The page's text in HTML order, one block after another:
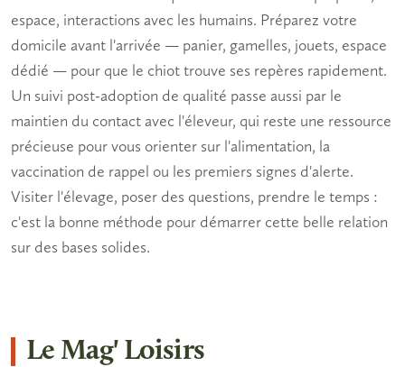
espace, interactions avec les humains. Préparez votre
domicile avant l'arrivée — panier, gamelles, jouets, espace
dédié — pour que le chiot trouve ses repères rapidement.
Un suivi post-adoption de qualité passe aussi par le
maintien du contact avec l'éleveur, qui reste une ressource
précieuse pour vous orienter sur l'alimentation, la
vaccination de rappel ou les premiers signes d'alerte.
Visiter l'élevage, poser des questions, prendre le temps :
c'est la bonne méthode pour démarrer cette belle relation
sur des bases solides.
Le Mag' Loisirs